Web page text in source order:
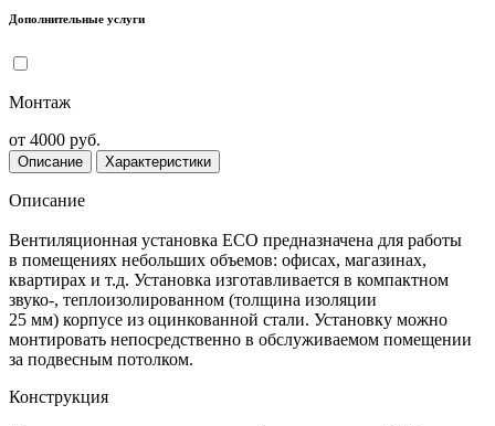
Дополнительные услуги
Монтаж
от 4000 руб.
Описание Характеристики
Описание
Вентиляционная установка ECO предназначена для работы
в помещениях небольших объемов: офисах, магазинах,
квартирах и т.д. Установка изготавливается в компактном
звуко-, теплоизолированном (толщина изоляции
25 мм) корпусе из оцинкованной стали. Установку можно
монтировать непосредственно в обслуживаемом помещении
за подвесным потолком.
Конструкция